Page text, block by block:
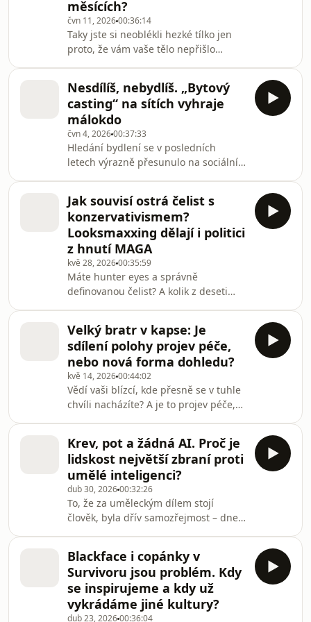
spirituality na sítích fungují, jakou roli
v tom hrají algoritmy a proč můžou
mít podobné trendy blízko i třeba ke
krajní pravici?Všechny díly podcastu
Hotspot můžete poho
měsících?
čvn 11, 202600:36:14
Taky jste si neoblékli hezké tílko jen
proto, že vám vaše tělo nepřišlo
sítích o tom, jak se do začátku
prázdnin můžeme stihnout připravit
do plavek. Sarah Abulkasim a Barbora
Součková se v novém Hotspotu
zaměřují na fenomén hot summer
body a ukazují, proč je tento koncept
problematický i nesmyslný.Všechny
díly podcastu Hotsp
Nesdílíš, nebydlíš. „Bytový
casting“ na sítích vyhraje
málokdo
čvn 4, 202600:37:33
Hledání bydlení se v posledních
letech výrazně přesunulo na sociální
seznamku nebo casting. Poptávající
sdílejí své fotky, osobní informace a
detaily z každodenního života
výměnou za šanci získat střechu nad
hlavou. Na TikToku mezitím trendují
videa lidí, kteří zoufale shánějí pokoj
nebo byt a narážejí na miniaturní
nebytové p
Jak souvisí ostrá čelist s
konzervativismem?
Looksmaxxing dělají i politici
z hnutí MAGA
kvě 28, 202600:35:59
Máte hunter eyes a správně
definovanou čelist? A kolik z deseti
looksmaxxingu, tedy systematické
snaze o maximalizaci vlastního
vzhledu. Nový Hotspot se zaměřuje na
to, jak podobné trendy souvisejí s
vyznáváním určitých politických
hodnot. Looksmaxxing totiž můžeme
pozorovat třeba i u politiků z hnutí
MAGA.Všechny díly podcastu Hotspo
Velký bratr v kapse: Je
sdílení polohy projev péče,
nebo nová forma dohledu?
kvě 14, 202600:44:02
Vědí vaši blízcí, kde přesně se v tuhle
chvíli nacházíte? A je to projev péče,
Abulkasim a Barbora Součková
rozebírají fenomén sdílení polohy. To,
co dřív působilo jako invazivní zásah
do soukromí, se pro především mladší
generace stává běžným standardem
mezilidských vztahů. „Když máš moji
lokaci, ručíš za můj život,“ hlásá jeden
z populá
Krev, pot a žádná AI. Proč je
lidskost největší zbraní proti
umělé inteligenci?
dub 30, 202600:32:26
To, že za uměleckým dílem stojí
člověk, byla dřív samozřejmost – dnes
na přebalech alb se čím dál častěji
objevuje prohlášení: „No AI was
used“. Proč máme najednou potřebu
akcentovat, že za naší tvorbou stojí
Blackface i copánky v
Survivoru jsou problém. Kdy
se inspirujeme a kdy už
vykrádáme jiné kultury?
dub 23, 202600:36:04